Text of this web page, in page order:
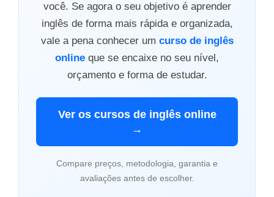
você. Se agora o seu objetivo é aprender
inglês de forma mais rápida e organizada,
vale a pena conhecer um curso de inglês
online que se encaixe no seu nível,
orçamento e forma de estudar.
Ver os cursos de inglês online
→
Compare preços, metodologia, garantia e
avaliações antes de escolher.